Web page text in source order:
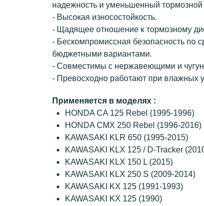
надежность и уменьшенный тормозной
- Высокая износостойкость.
- Щадящее отношение к тормозному
- Бескомпромиссная безопасность по
бюджетными вариантами.
- Совместимы с нержавеющими и
- Превосходно работают при влажных
Применяется в моделях :
HONDA CA 125 Rebel (1995-1996)
HONDA CMX 250 Rebel (1996-2016)
KAWASAKI KLR 650 (1995-2015)
KAWASAKI KLX 125 / D-Tracker
KAWASAKI KLX 150 L (2015)
KAWASAKI KLX 250 S (2009-2014)
KAWASAKI KX 125 (1991-1993)
KAWASAKI KX 125 (1990)